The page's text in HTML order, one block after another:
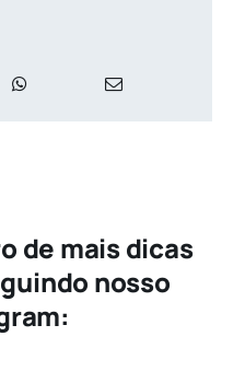
de mais dicas
nosso